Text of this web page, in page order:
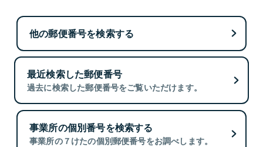
他の郵便番号を検索する
最近検索した郵便番号
過去に検索した郵便番号をご覧いただけます。
事業所の個別番号を検索する
事業所の７けたの個別郵便番号をお調べします。